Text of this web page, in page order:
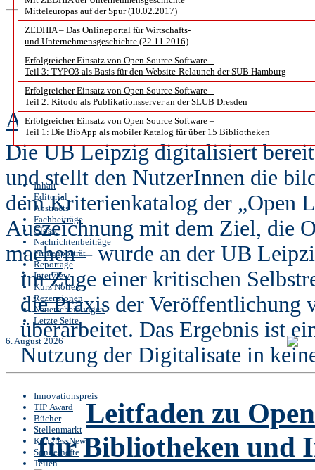
Mitteleuropas auf der Spur (10.02.2017)
ZEDHIA – Das Onlineportal für Wirtschafts-
und Unternehmensgeschichte (22.11.2016)
Erfolgreicher Einsatz von Open Source Software –
Teil 3: TYPO3 als Basis für den Website-Relaunch der SUB Hamburg
Erfolgreicher Einsatz von Open Source Software –
Teil 2: Kitodo als Publikationsserver an der SLUB Dresden
Erfolgreicher Einsatz von Open Source Software –
Teil 1: Die BibApp als mobiler Katalog für über 15 Bibliotheken
Inhalt
Editorial
Abstracts
Fachbeiträge
Glosse
Nachrichtenbeiträge
Firmenporträt
Reportage
Interview
Kurz Notiert
Rezensionen
Neuerscheinungen
Letzte Seite
6. August 2026
Innovationspreis
TIP Award
Bücher
Stellenmarkt
KongressNews
Sonderhefte
Teilen
Freie
André Lahmann
Die UB Leipzig digitalisiert
und stellt den NutzerInnen die
dem Kriterienkatalog der „Open
Auszeichnung mit dem Ziel, die
machen – wurde an der UB
im Zuge einer kritischen
die Praxis der Veröffentlichung
überarbeitet. Das Ergebnis ist
Nutzung der Digitalisate in
Leitfaden zu
für Bibliotheken und